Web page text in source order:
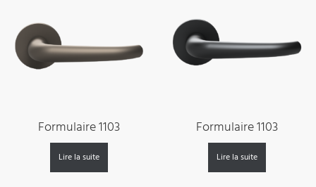
Formulaire 1103
Lire la suite
Formulaire 1103
Lire la suite